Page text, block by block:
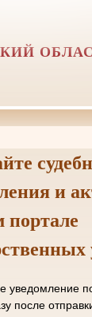
и
портале
уведомление
после